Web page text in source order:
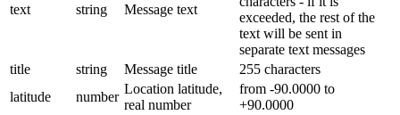
text string Message text
exceeded, the rest of the
text will be sent in
separate text messages
title
string Message title
255 characters
latitude
number
Location latitude,
real number
from -90.0000 to
+90.0000